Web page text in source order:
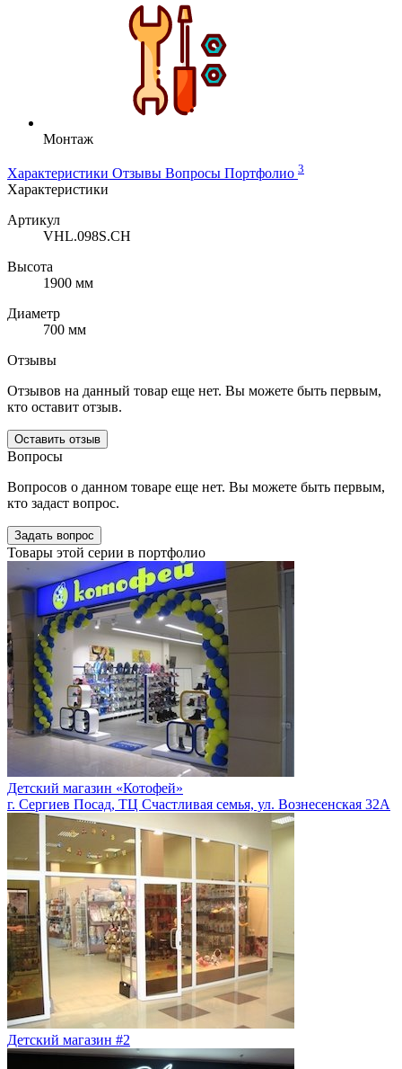
Монтаж
Характеристики Отзывы Вопросы Портфолио 3
Характеристики
Артикул
VHL.098S.CH
Высота
1900 мм
Диаметр
700 мм
Отзывы
Отзывов на данный товар еще нет. Вы можете быть первым,
кто оставит отзыв.
Оставить отзыв
Вопросы
Вопросов о данном товаре еще нет. Вы можете быть первым,
кто задаст вопрос.
Задать вопрос
Товары этой серии в портфолио
Детский магазин «Котофей»
г. Сергиев Посад, ТЦ Счастливая семья, ул. Вознесенская 32А
Детский магазин #2